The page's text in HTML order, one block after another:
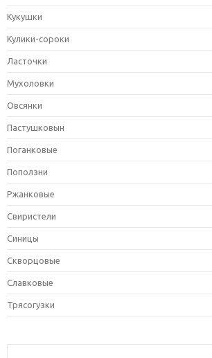
Кукушки
Кулики-сороки
Ласточки
Мухоловки
Овсянки
Пастушковын
Поганковые
Поползни
Ржанковые
Свиристели
Синицы
Скворцовые
Славковые
Трясогузки